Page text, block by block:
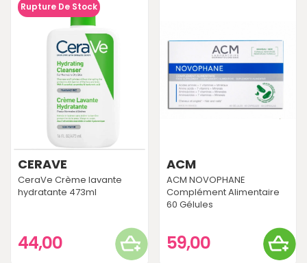
Rupture De Stock
CERAVE
CeraVe Crème lavante
hydratante 473ml
44,00
ACM
ACM NOVOPHANE
Complément Alimentaire
60 Gélules
59,00